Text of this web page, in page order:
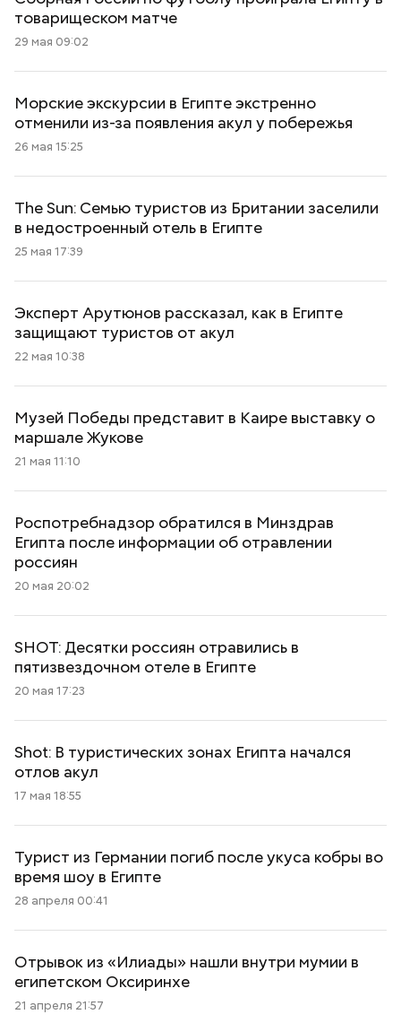
товарищеском матче
29 мая 09:02
Морские экскурсии в Египте экстренно
отменили из-за появления акул у побережья
26 мая 15:25
The Sun: Семью туристов из Британии заселили
в недостроенный отель в Египте
25 мая 17:39
Эксперт Арутюнов рассказал, как в Египте
защищают туристов от акул
22 мая 10:38
Музей Победы представит в Каире выставку о
маршале Жукове
21 мая 11:10
Роспотребнадзор обратился в Минздрав
Египта после информации об отравлении
россиян
20 мая 20:02
SHOT: Десятки россиян отравились в
пятизвездочном отеле в Египте
20 мая 17:23
Shot: В туристических зонах Египта начался
отлов акул
17 мая 18:55
Турист из Германии погиб после укуса кобры во
время шоу в Египте
28 апреля 00:41
Отрывок из «Илиады» нашли внутри мумии в
египетском Оксиринхе
21 апреля 21:57